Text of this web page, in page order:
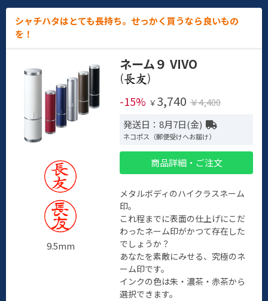
シャチハタはとても長持ち。せっかく買うなら良いもの
を！
9.5mm
ネーム９ VIVO
(
)
-15% ￥ 3,740 ￥4,400
発送日：8月7日(金)
ネコポス（郵便受けへお届け）
商品詳細・ご注文
メタルボディのハイクラスネーム
印。
これ程までに表面の仕上げにこだ
わったネーム印がかつて存在した
でしょうか？
あなたを素敵にみせる、究極のネ
ーム印です。
インクの色は朱・濃茶・赤茶から
選択できます。